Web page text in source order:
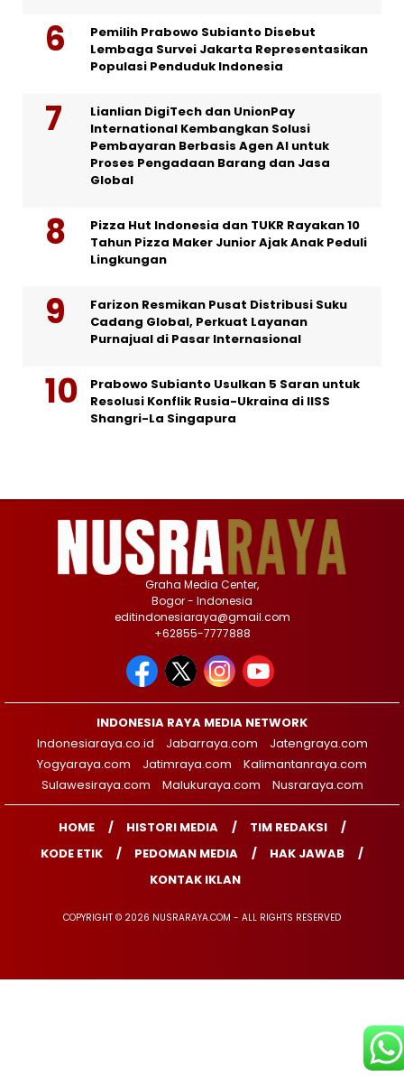
Pemilih Prabowo Subianto Disebut
Lembaga Survei Jakarta Representasikan
Populasi Penduduk Indonesia
Lianlian DigiTech dan UnionPay
International Kembangkan Solusi
Pembayaran Berbasis Agen AI untuk
Proses Pengadaan Barang dan Jasa
Global
Pizza Hut Indonesia dan TUKR Rayakan 10
Tahun Pizza Maker Junior Ajak Anak Peduli
Lingkungan
Farizon Resmikan Pusat Distribusi Suku
Cadang Global, Perkuat Layanan
Purnajual di Pasar Internasional
Prabowo Subianto Usulkan 5 Saran untuk
Resolusi Konflik Rusia-Ukraina di IISS
Shangri-La Singapura
Graha Media Center,
Bogor - Indonesia
editindonesiaraya@gmail.com
+62855-7777888
INDONESIA RAYA MEDIA NETWORK
Indonesiaraya.co.id
Jabarraya.com
Jatengraya.com
Yogyaraya.com
Jatimraya.com
Kalimantanraya.com
Sulawesiraya.com
Malukuraya.com Nusraraya.com
HOME HISTORI MEDIA
TIM REDAKSI
KODE ETIK
PEDOMAN MEDIA
HAK JAWAB
KONTAK IKLAN
COPYRIGHT © 2026 NUSRARAYA.COM - ALL RIGHTS RESERVED